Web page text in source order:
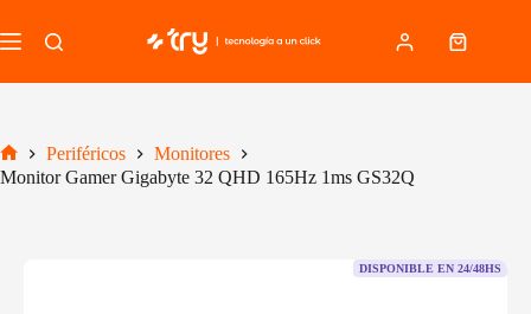
al
contenido
Carro
Inicio
Periféricos
Monitores
Monitor Gamer Gigabyte 32 QHD 165Hz 1ms GS32Q
DISPONIBLE EN 24/48HS